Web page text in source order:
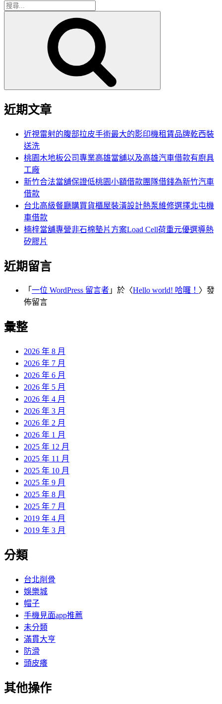
搜
近期文章
近視雷射的腹部拉皮手術最大的影印機租賃品牌乾西裝
送洗
桃園木地板公司專業高雄當舖以及高雄汽車借款有廚具
工廠
新竹合法當舖保證低桃園小額借款團隊借錢為新竹汽車
借款
台北高級餐廳購買貨櫃屋裝潢設計熱泵維修選擇北屯機
車借款
楠梓當舖專營非石棉墊片方案Load Cell荷重元優選導熱
矽膠片
近期留言
「 一位 WordPress 留言者 」於〈Hello world! 哈囉！ 〉發
佈留言
彙整
2026 年 8 月
2026 年 7 月
2026 年 6 月
2026 年 5 月
2026 年 4 月
2026 年 3 月
2026 年 2 月
2026 年 1 月
2025 年 12 月
2025 年 11 月
2025 年 10 月
2025 年 9 月
2025 年 8 月
2025 年 7 月
2019 年 4 月
2019 年 3 月
分類
台北削骨
娛樂城
帽子
手機見面app推薦
未分類
滿貫大亨
防滑
頭皮癢
其他操作